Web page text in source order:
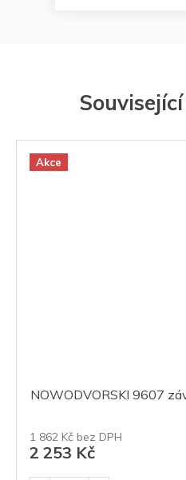
Akce
NOWODVORSKI 9607
1 862 Kč bez DPH
2 253 Kč